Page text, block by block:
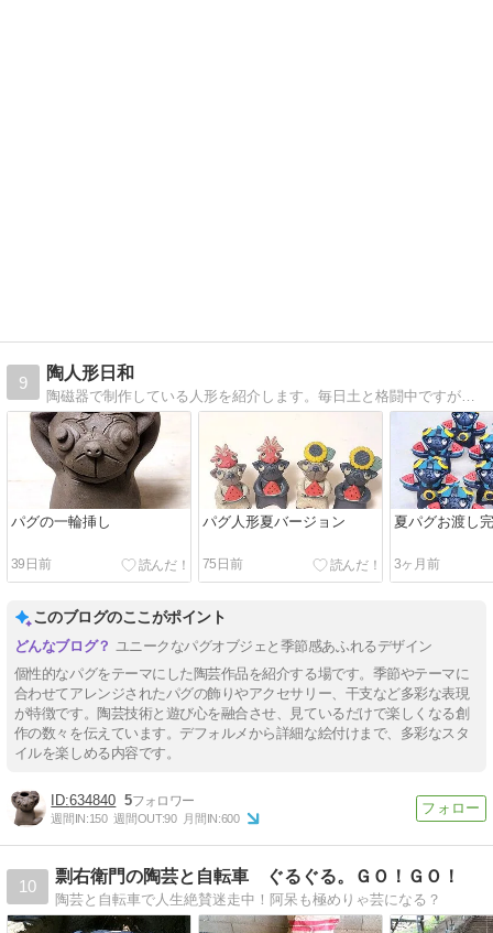
9
陶人形日和
陶磁器で制作している人形を紹介します。毎日土と格闘中ですが、楽しみながら作ってます。
パグの一輪挿し
39日前
パグ人形夏バージョン
75日前
夏パグお渡し
3ヶ月前
このブログのここがポイント
ユニークなパグオブジェと季節感あふれるデザイン
個性的なパグをテーマにした陶芸作品を紹介する場です。季節やテーマに
合わせてアレンジされたパグの飾りやアクセサリー、干支など多彩な表現
が特徴です。陶芸技術と遊び心を融合させ、見ているだけで楽しくなる創
作の数々を伝えています。デフォルメから詳細な絵付けまで、多彩なスタ
イルを楽しめる内容です。
634840 5
週間IN:150 週間OUT:90 月間IN:600
10
剽右衛門の陶芸と自転車 ぐるぐる。ＧＯ！ＧＯ！
陶芸と自転車で人生絶賛迷走中！阿呆も極めりゃ芸になる？